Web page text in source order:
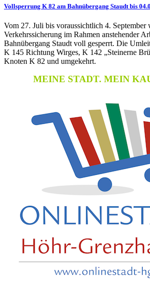
Vollsperrung K 82 am Bahnübergang Staudt bis
Vom 27. Juli bis voraussichtlich 4. September
Verkehrssicherung im Rahmen anstehender
Bahnübergang Staudt voll gesperrt. Die
K 145 Richtung Wirges, K 142 „Steinerne
Knoten K 82 und umgekehrt.
MEINE STADT. MEIN